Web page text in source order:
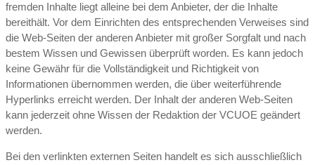
fremden Inhalte liegt alleine bei dem Anbieter, der die Inhalte
bereithält. Vor dem Einrichten des entsprechenden Verweises sind
die Web-Seiten der anderen Anbieter mit großer Sorgfalt und nach
bestem Wissen und Gewissen überprüft worden. Es kann jedoch
keine Gewähr für die Vollständigkeit und Richtigkeit von
Informationen übernommen werden, die über weiterführende
Hyperlinks erreicht werden. Der Inhalt der anderen Web-Seiten
kann jederzeit ohne Wissen der Redaktion der VCUOE geändert
werden.
Bei den verlinkten externen Seiten handelt es sich ausschließlich